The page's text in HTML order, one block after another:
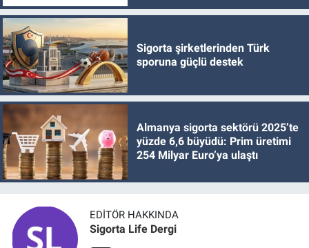
Sigorta şirketlerinden Türk
sporuna güçlü destek
Almanya sigorta sektörü 2025’te
yüzde 6,6 büyüdü: Prim üretimi
254 Milyar Euro’ya ulaştı
EDITÖR HAKKINDA
Sigorta Life Dergi